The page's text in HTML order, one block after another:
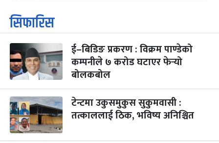
१
आइत
कार्तिक सङ्क्रान्ति
कार्तिक १, २०८३
३
मंगल
महानवमी
कार्तिक ३, २०८३-Oct 20, 2026
२ महिना बाँकी
४
५
बिहि
पापा‌ङ्कुशा एकादशी व्रत
कार्तिक ५, २०८३
२ महिना बाँकी
सिफारिस
ई–बिडिङ प्रकरण : विक्रम पाण्डेको
कम्पनीले ७ करोड घटाएर फेर्‍यो
बोलकबोल
टेन्टमा उकुसमुकुस सुकुमवासी :
तत्काललाई ठिक, भविष्य अनिश्चित